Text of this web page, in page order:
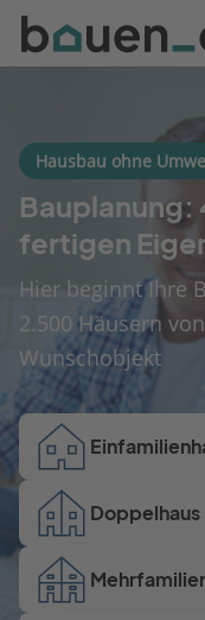
Bauen
Logo
Hausbau ohne
Bauplanung:
fertigen
Hier beginnt Ihre
2.500 Häusern
Wunschobjekt
Doppelhaus